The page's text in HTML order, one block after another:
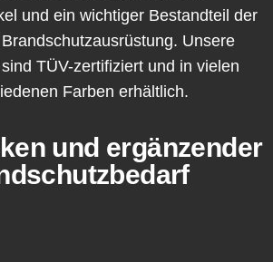
und ein wichtiger Bestandteil der
Unsere
TÜV-zertifiziert und in vielen
Farben erhältlich.
und ergänzender